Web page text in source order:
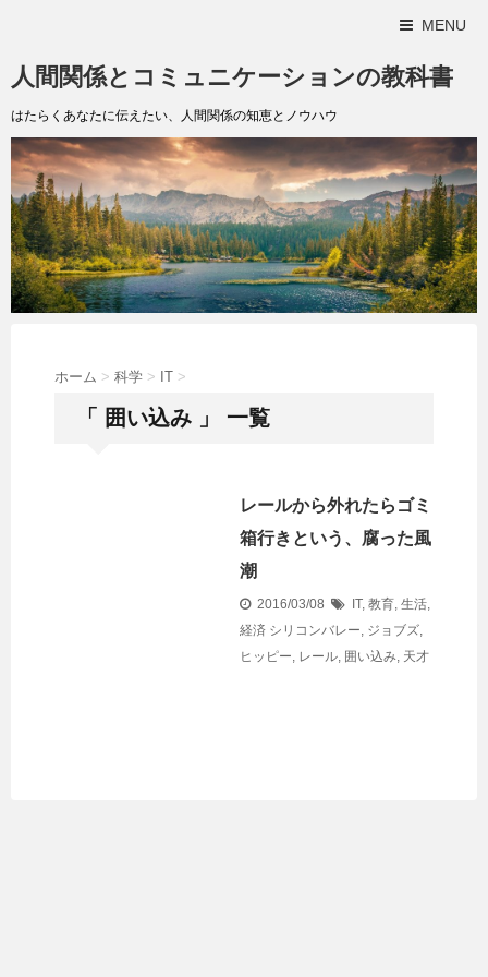
MENU
人間関係とコミュニケーションの教科書
はたらくあなたに伝えたい、人間関係の知恵とノウハウ
ホーム > 科学 > IT >
「 囲い込み 」 一覧
レールから外れたらゴミ
箱行きという、腐った風
潮
2016/03/08 IT, 教育, 生活,
経済 シリコンバレー, ジョブズ,
ヒッピー, レール, 囲い込み, 天才